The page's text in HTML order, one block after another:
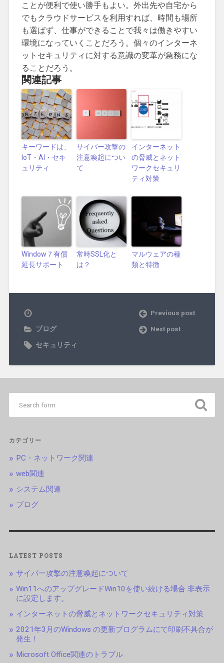
ことが便利で使い勝手もよい。外出先や自宅から
でもクラウドサービスを利用すれば、時間も場所
も選ばず、仕事ができることで我々は働きやすい
環境になっていくことだろう。個々のインターネ
ットセキュリティに対する意識の変革が急務にな
ることだろう。
関連記事
キーワードは、
IoT・AI・セキ
ュリティ
サイバー攻撃の
注意喚起につい
て
インターネット
の脅威とネット
ワークセキュリ
ティ対策
Window７有償
延長サポート
常時SSL化と
は？
マルウェアの種
類と特徴
ブログ
セキュリティ
Previous post
Next post
カテゴリー
PC・ネットワーク関連
web関連
システム関連
ブログ
LATEST POSTS
サイバー攻撃の注意喚起について
Win11へのアップグレードWin10を使い続ける場合 非表示
に設定します。
インターネットの脅威とネットワークセキュリティ対策
2021年3月のWindows の更新プログラムにて印刷不具合が
発生！
Microsoft Office関連のトラブル